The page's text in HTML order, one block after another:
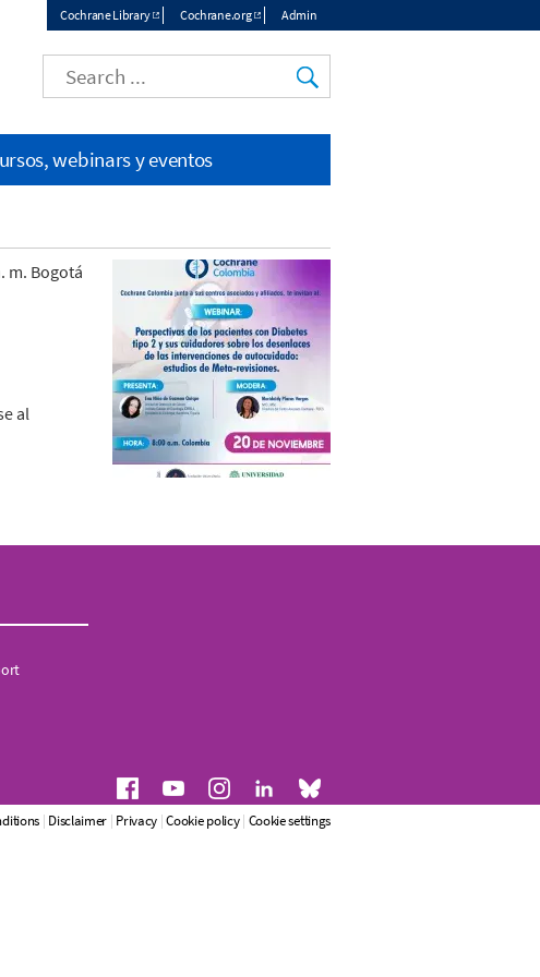
Top
menu
Cochrane Library Cochrane.org Admin
m. Bogotá
al
webinars y eventos
| Disclaimer | Privacy |Cookie policy | Cookie settings